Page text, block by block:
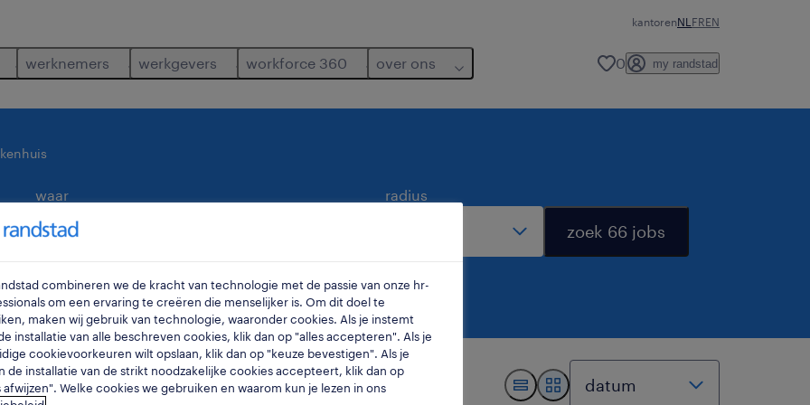
kantorenNL FREN
werknemers werkgevers workforce 360 over ons 0 my randstad
waar radius
zoek 66 jobs
jobs voor je gevonden.
combineren we de kracht van technologie met de passie van onze hr-
om een ervaring te creëren die menselijker is. Om dit doel te
maken wij gebruik van technologie, waaronder cookies. Als je instemt
installatie van alle beschreven cookies, klik dan op "alles accepteren". Als je
cookievoorkeuren wilt opslaan, klik dan op "keuze bevestigen". Als je
de installatie van de strikt noodzakelijke cookies accepteert, klik dan op
afwijzen". Welke cookies we gebruiken en waarom kun je lezen in ons